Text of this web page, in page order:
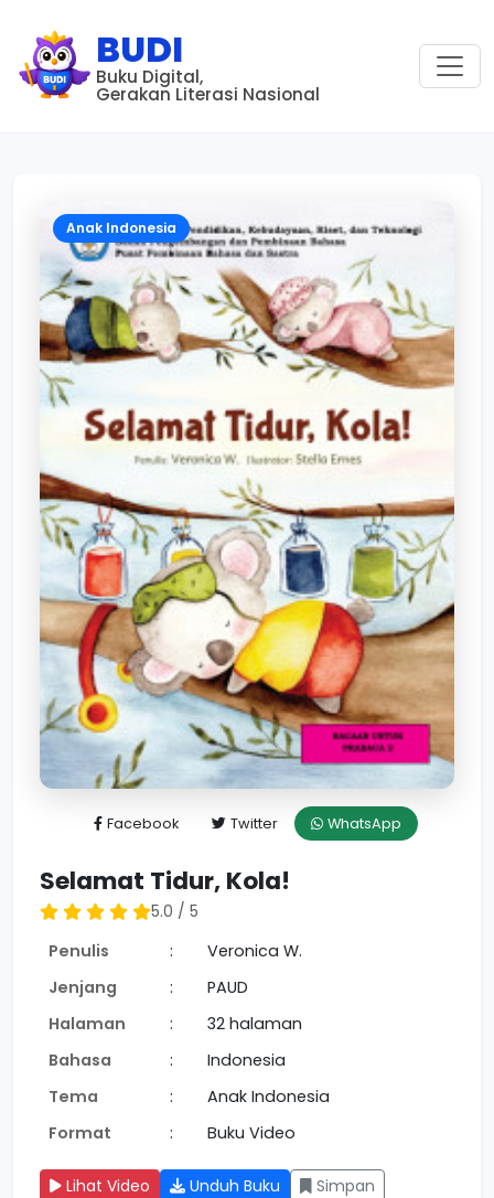
BUDI
Buku Digital,
Gerakan Literasi Nasional
Anak Indonesia
Facebook Twitter WhatsApp
Selamat Tidur, Kola!
5.0 / 5
Penulis
:
Veronica W.
Jenjang
:
PAUD
Halaman
:
32 halaman
Bahasa
:
Indonesia
Tema
:
Anak Indonesia
Format
: Buku Video
Lihat Video Unduh Buku
Simpan